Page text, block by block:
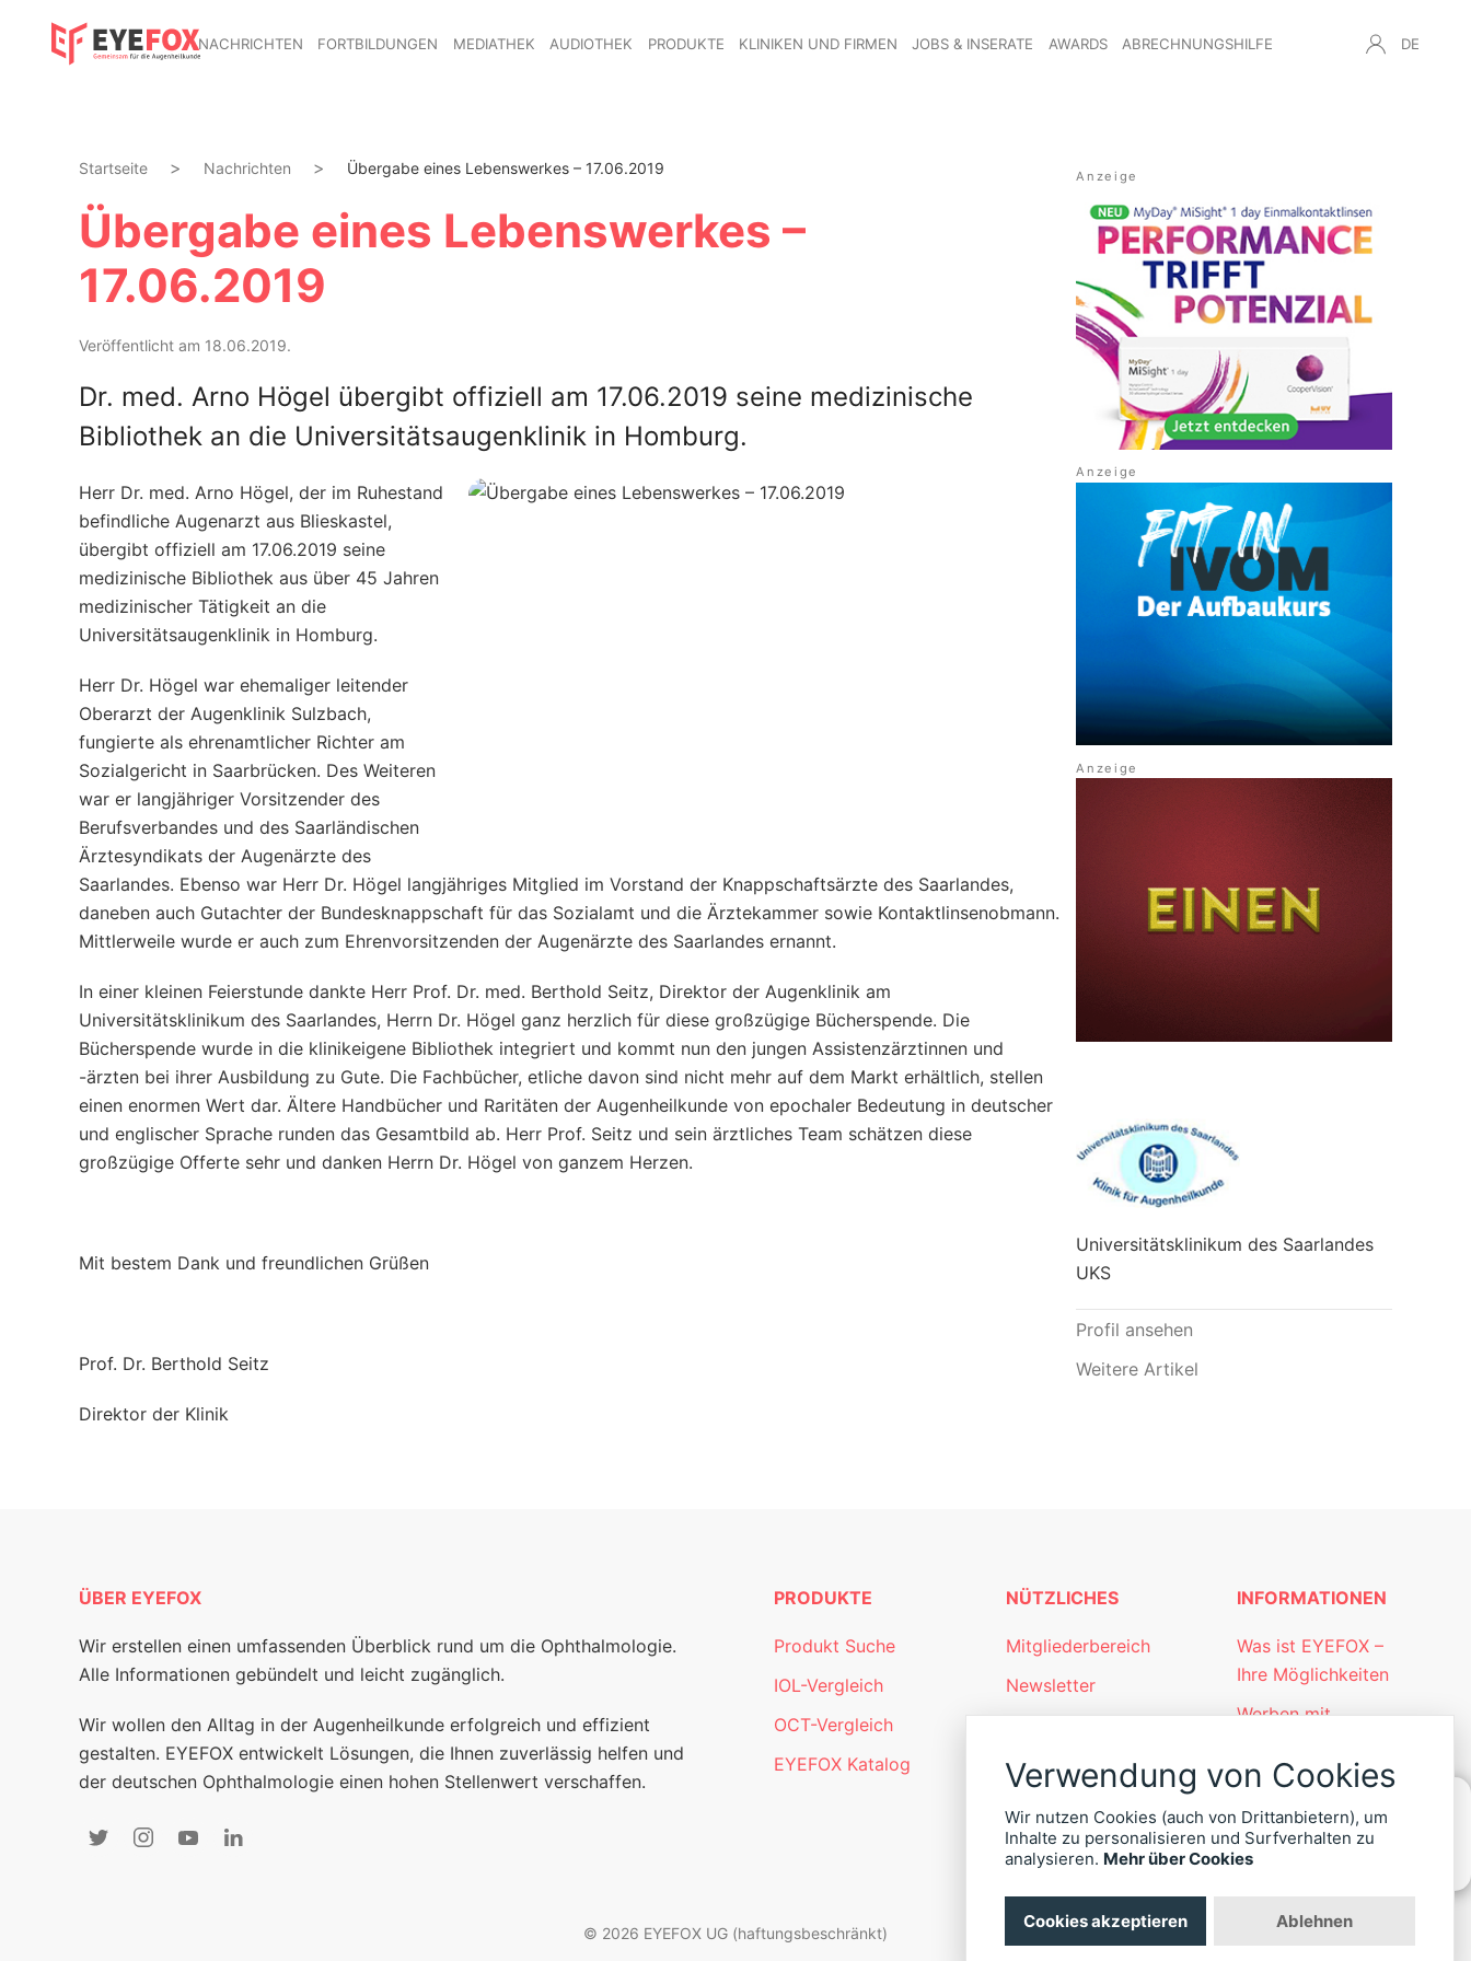
NACHRICHTEN FORTBILDUNGEN MEDIATHEK AUDIOTHEK PRODUKTE KLINIKEN UND FIRMEN JOBS & INSERATE AWARDS ABRECHNUNGSHILFE DE
Startseite Nachrichten Übergabe eines Lebenswerkes – 17.06.2019
Übergabe eines Lebenswerkes –
17.06.2019
Veröffentlicht am 18.06.2019.
Dr. med. Arno Högel übergibt offiziell am 17.06.2019 seine medizinische
Bibliothek an die Universitätsaugenklinik in Homburg.
Herr Dr. med. Arno Högel, der im Ruhestand
befindliche Augenarzt aus Blieskastel,
übergibt offiziell am 17.06.2019 seine
medizinische Bibliothek aus über 45 Jahren
medizinischer Tätigkeit an die
Universitätsaugenklinik in Homburg.
Herr Dr. Högel war ehemaliger leitender
Oberarzt der Augenklinik Sulzbach,
fungierte als ehrenamtlicher Richter am
Sozialgericht in Saarbrücken. Des Weiteren
war er langjähriger Vorsitzender des
Berufsverbandes und des Saarländischen
Ärztesyndikats der Augenärzte des
Saarlandes. Ebenso war Herr Dr. Högel langjähriges Mitglied im Vorstand der Knappschaftsärzte des Saarlandes,
daneben auch Gutachter der Bundesknappschaft für das Sozialamt und die Ärztekammer sowie Kontaktlinsenobmann.
Mittlerweile wurde er auch zum Ehrenvorsitzenden der Augenärzte des Saarlandes ernannt.
In einer kleinen Feierstunde dankte Herr Prof. Dr. med. Berthold Seitz, Direktor der Augenklinik am
Universitätsklinikum des Saarlandes, Herrn Dr. Högel ganz herzlich für diese großzügige Bücherspende. Die
Bücherspende wurde in die klinikeigene Bibliothek integriert und kommt nun den jungen Assistenzärztinnen und
-ärzten bei ihrer Ausbildung zu Gute. Die Fachbücher, etliche davon sind nicht mehr auf dem Markt erhältlich, stellen
einen enormen Wert dar. Ältere Handbücher und Raritäten der Augenheilkunde von epochaler Bedeutung in deutscher
und englischer Sprache runden das Gesamtbild ab. Herr Prof. Seitz und sein ärztliches Team schätzen diese
großzügige Offerte sehr und danken Herrn Dr. Högel von ganzem Herzen.
Mit bestem Dank und freundlichen Grüßen
Prof. Dr. Berthold Seitz
Direktor der Klinik
Universitätsklinikum des Saarlandes
UKS
Profil ansehen
Weitere Artikel
ÜBER EYEFOX
Wir erstellen einen umfassenden Überblick rund um die Ophthalmologie.
Alle Informationen gebündelt und leicht zugänglich.
Wir wollen den Alltag in der Augenheilkunde erfolgreich und effizient
gestalten. EYEFOX entwickelt Lösungen, die Ihnen zuverlässig helfen und
der deutschen Ophthalmologie einen hohen Stellenwert verschaffen.
PRODUKTE
Produkt Suche
IOL-Vergleich
OCT-Vergleich
EYEFOX Katalog
NÜTZLICHES
Mitgliederbereich
Newsletter
INFORMATIONEN
Was ist EYEFOX –
Ihre Möglichkeiten
Werben mit
Kontakt
Datenschutz
Impressum
© 2026 EYEFOX UG (haftungsbeschränkt)
Verwendung von Cookies
Wir nutzen Cookies (auch von Drittanbietern), um
Inhalte zu personalisieren und Surfverhalten zu
analysieren. Mehr über Cookies
Cookies akzeptieren Ablehnen